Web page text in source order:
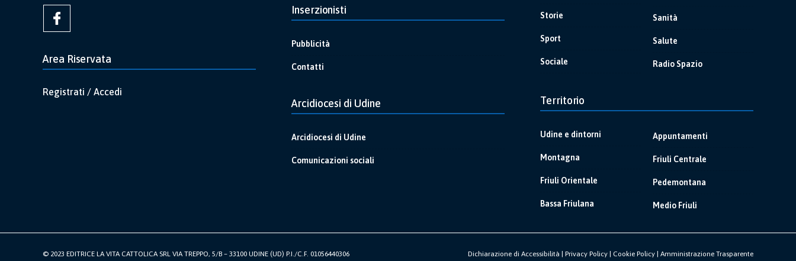
Area Riservata
Registrati / Accedi
Inserzionisti
Pubblicità
Contatti
Arcidiocesi di Udine
Arcidiocesi di Udine
Comunicazioni sociali
Storie
Sport
Sociale
Sanità
Salute
Radio Spazio
Territorio
Udine e dintorni
Montagna
Friuli Orientale
Bassa Friulana
Appuntamenti
Friuli Centrale
Pedemontana
Medio Friuli
© 2023 EDITRICE LA VITA CATTOLICA SRL VIA TREPPO, 5/B – 33100 UDINE (UD) P.I./C.F. 01056440306 Dichiarazione di Accessibilità Privacy Policy Cookie Policy Amministrazione Trasparente